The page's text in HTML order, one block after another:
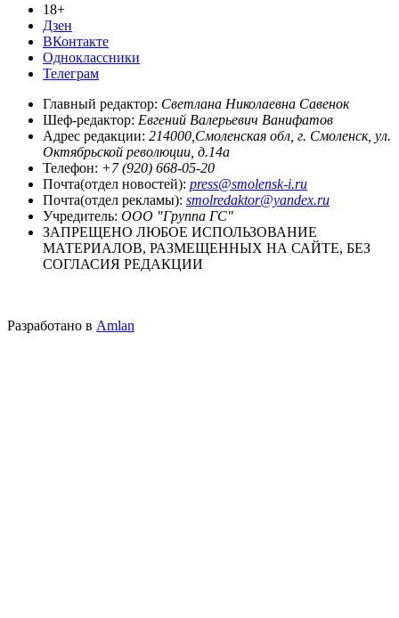
18+
Дзен
ВКонтакте
Одноклассники
Телеграм
Главный редактор: Светлана Николаевна Савенок
Шеф-редактор: Евгений Валерьевич Ванифатов
Адрес редакции: 214000,Смоленская обл, г. Смоленск, ул.
Октябрьской революции, д.14а
Телефон: +7 (920) 668-05-20
Почта(отдел новостей): press@smolensk-i.ru
Почта(отдел рекламы): smolredaktor@yandex.ru
Учредитель: ООО "Группа ГС"
ЗАПРЕЩЕНО ЛЮБОЕ ИСПОЛЬЗОВАНИЕ
МАТЕРИАЛОВ, РАЗМЕЩЕННЫХ НА САЙТЕ, БЕЗ
СОГЛАСИЯ РЕДАКЦИИ
Разработано в Amlan